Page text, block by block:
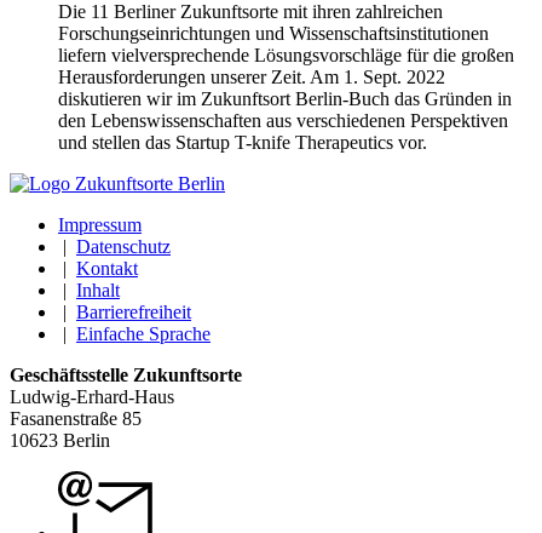
Die 11 Berliner Zukunftsorte mit ihren zahlreichen
Forschungseinrichtungen und Wissenschaftsinstitutionen
liefern vielversprechende Lösungsvorschläge für die großen
Herausforderungen unserer Zeit. Am 1. Sept. 2022
diskutieren wir im Zukunftsort Berlin-Buch das Gründen in
den Lebenswissenschaften aus verschiedenen Perspektiven
und stellen das Startup T-knife Therapeutics vor.
Impressum
| Datenschutz
| Kontakt
| Inhalt
| Barrierefreiheit
| Einfache Sprache
Geschäftsstelle Zukunftsorte
Ludwig-Erhard-Haus
Fasanenstraße 85
10623 Berlin